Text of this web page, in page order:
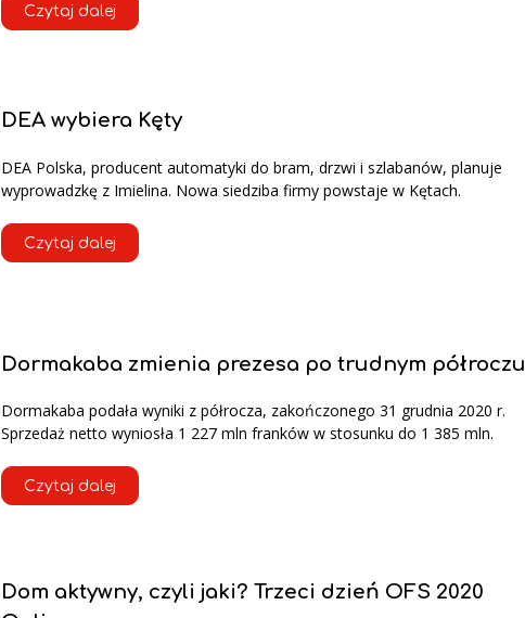
Czytaj dalej
DEA wybiera Kęty
DEA Polska, producent automatyki do bram, drzwi i szlabanów, planuje
wyprowadzkę z Imielina. Nowa siedziba firmy powstaje w Kętach.
Czytaj dalej
Dormakaba zmienia prezesa po trudnym półroczu
Dormakaba podała wyniki z półrocza, zakończonego 31 grudnia 2020 r.
Sprzedaż netto wyniosła 1 227 mln franków w stosunku do 1 385 mln.
Czytaj dalej
Dom aktywny, czyli jaki? Trzeci dzień OFS 2020